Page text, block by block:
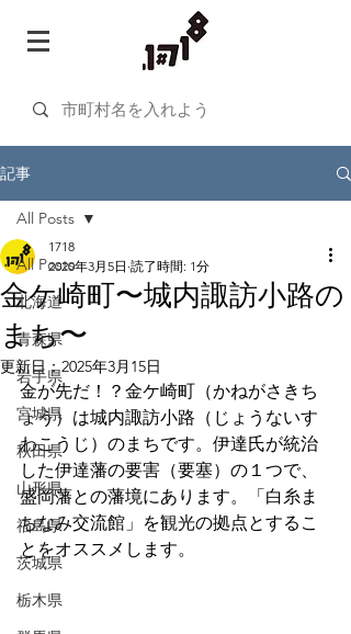
記事
All Posts
北海道
青森県
岩手県
宮城県
秋田県
山形県
福島県
茨城県
栃木県
All Posts
金ケ崎町〜城内諏訪小路の
まち〜
1718
2020年3月5日 読了時間: 1分
更新日：2025年3月15日
金が先だ！？金ケ崎町（かねがさきち
ょう）は城内諏訪小路（じょうないす
わこうじ）のまちです。伊達氏が統治
した伊達藩の要害（要塞）の１つで、
盛岡藩との藩境にあります。「白糸ま
ちなみ交流館」を観光の拠点とするこ
とをオススメします。